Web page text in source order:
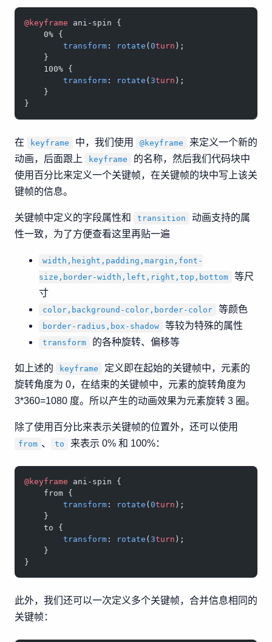
@keyframe ani-spin {
    0% {
        transform
: rotate (0turn );
    }
    100% {
        transform
: rotate (3turn );
    }
}
在 keyframe 中，我们使用 @keyframe
来定义一个新的
动画，后面跟上
keyframe
的名称，然后我们代码块中
使用百分比来定义一个关键帧，在关键帧的块中写上该关
键帧的信息。
关键帧中定义的字段属性和 transition
动画支持的属
性一致，为了方便查看这里再贴一遍
width,height,padding,margin,font-
size,border-width,left,right,top,bottom
等尺
寸
color,background-color,border-color 等颜色
border-radius,box-shadow 等较为特殊的属性
transform 的各种旋转、偏移等
如上述的 keyframe
定义即在起始的关键帧中，元素的
旋转角度为 0，在结束的关键帧中，元素的旋转角度为
3*360=1080 度。所以产生的动画效果为元素旋转 3 圈。
除了使用百分比来表示关键帧的位置外，还可以使用
from 、 to 来表示 0% 和 100%：
@keyframe ani-spin {
    from {
        transform
: rotate (0turn );
    }
    to {
        transform
: rotate (3turn );
    }
}
此外，我们还可以一次定义多个关键帧，合并信息相同的
关键帧：